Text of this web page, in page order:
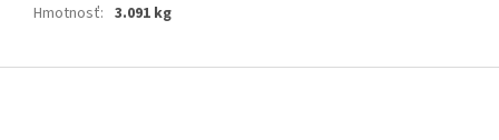
Hmotnosť: 3.091 kg